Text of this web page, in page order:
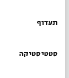
תעדוף
סטטיסטיקה
"רבה רפורמית
ויותר אנשי